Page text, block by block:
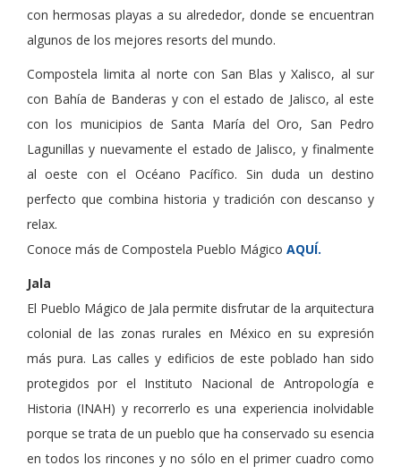
con hermosas playas a su alrededor, donde se encuentran
algunos de los mejores resorts del mundo.
Compostela limita al norte con San Blas y Xalisco, al sur
con Bahía de Banderas y con el estado de Jalisco, al este
con los municipios de Santa María del Oro, San Pedro
Lagunillas y nuevamente el estado de Jalisco, y finalmente
al oeste con el Océano Pacífico. Sin duda un destino
perfecto que combina historia y tradición con descanso y
relax.
Conoce más de Compostela Pueblo Mágico AQUÍ.
Jala
El Pueblo Mágico de Jala permite disfrutar de la arquitectura
colonial de las zonas rurales en México en su expresión
más pura. Las calles y edificios de este poblado han sido
protegidos por el Instituto Nacional de Antropología e
Historia (INAH) y recorrerlo es una experiencia inolvidable
porque se trata de un pueblo que ha conservado su esencia
en todos los rincones y no sólo en el primer cuadro como